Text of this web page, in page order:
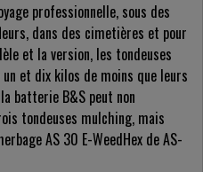
professionnelle, sous des
dans des cimetières et pour
et la version, les tondeuses
et dix kilos de moins que leurs
batterie B&S peut non
tondeuses mulching, mais
AS 30 E-WeedHex de AS-